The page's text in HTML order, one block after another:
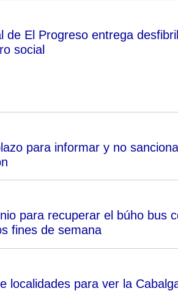
de El Progreso entrega
social
para informar y no
para recuperar el búho bus
fines de semana
localidades para ver la